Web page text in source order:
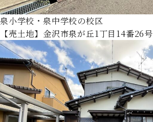
泉小学校・泉中学校の校区
【売土地】金沢市泉が丘1丁目14番26号